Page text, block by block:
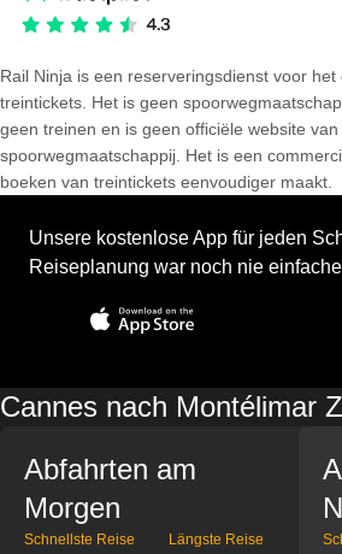
Rail Ninja is een reserveringsdienst voor het
treintickets. Het is geen
geen treinen en is geen officiële website van
spoorwegmaatschappij. Het is een
boeken van treintickets eenvoudiger maakt.
Unsere kostenlose App für jeden
Reiseplanung war noch nie
Cannes nach Montélimar
Abfahrten am
Morgen
Schnellste Reise Längste Reise